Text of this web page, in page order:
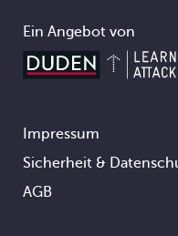
Ein Angebot von
Footer
Impressum
Sicherheit &
AGB